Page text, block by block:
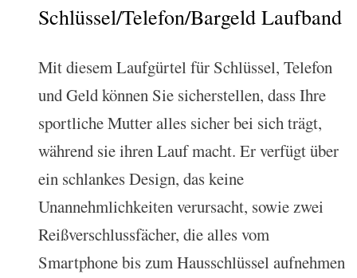
Schlüssel/Telefon/Bargeld Laufband
Mit diesem Laufgürtel für Schlüssel, Telefon
und Geld können Sie sicherstellen, dass Ihre
sportliche Mutter alles sicher bei sich trägt,
während sie ihren Lauf macht. Er verfügt über
ein schlankes Design, das keine
Unannehmlichkeiten verursacht, sowie zwei
Reißverschlussfächer, die alles vom
Smartphone bis zum Hausschlüssel aufnehmen